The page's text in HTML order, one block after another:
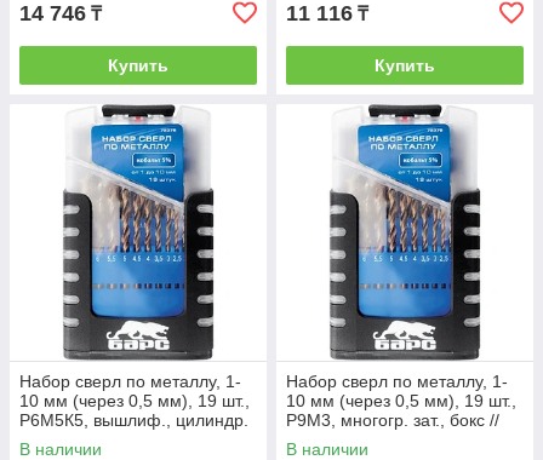
14 746 ₸
Купить
11 116 ₸
Купить
Набор сверл по металлу, 1-
10 мм (через 0,5 мм), 19 шт.,
Р6М5К5, вышлиф., цилиндр.
хвост, бокc// БАРС
В наличии
Набор сверл по металлу, 1-
10 мм (через 0,5 мм), 19 шт.,
Р9М3, многогр. зат., бокс //
БАРС
В наличии